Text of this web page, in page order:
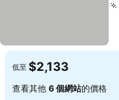
低至 $2,133
查看其他 6 個網站的價格